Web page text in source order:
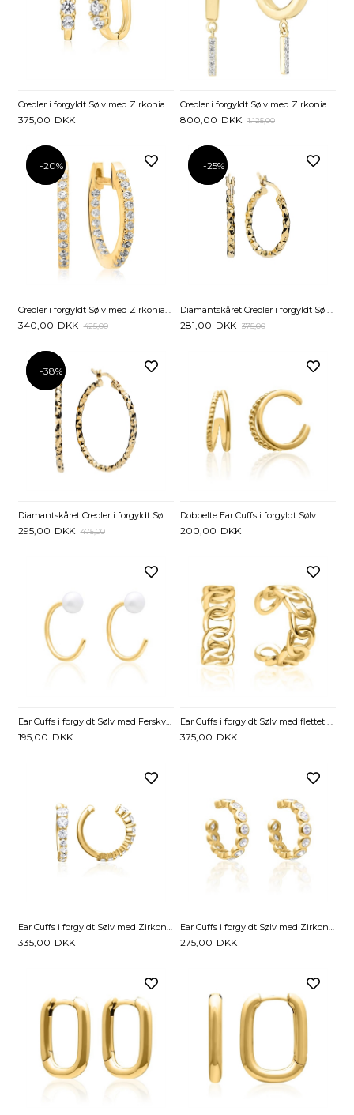
375,00 DKK 800,00 DKK 1.125,00
-20%
-20%
Creoler i forgyldt Sølv med Zirkoniasten - 16 mm
340,00 DKK 425,00
-25%
-25%
281,00 DKK 375,00
-38%
-38%
Diamantskåret Creoler i forgyldt Sølv - 25 mm
295,00 DKK 475,00
Dobbelte Ear Cuffs i forgyldt Sølv
200,00 DKK
Ear Cuffs i forgyldt Sølv med Ferskvandsperle
195,00 DKK 375,00 DKK
Ear Cuffs i forgyldt Sølv med Zirkoniasten
335,00 DKK
Ear Cuffs i forgyldt Sølv med Zirkoniasten
275,00 DKK